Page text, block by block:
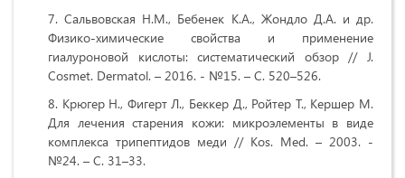
Сальвовская Н.М., Бебенек К.А., Жондло Д.А. и др.
Физико-химические свойства и применение
гиалуроновой кислоты: систематический обзор // J.
Cosmet. Dermatol. – 2016. - №15. – С. 520–526.
Крюгер Н., Фигерт Л., Беккер Д., Ройтер Т., Кершер М.
Для лечения старения кожи: микроэлементы в виде
комплекса трипептидов меди // Kos. Med. – 2003. -
№24. – С. 31–33.